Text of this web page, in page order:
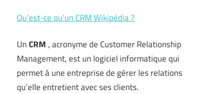
Qu’est-ce qu’un CRM Wikipédia ?
UnCRM , acronyme de Customer Relationship
Management, est un logiciel informatique qui
permet à une entreprise de gérer les relations
qu’elle entretient avec ses clients.